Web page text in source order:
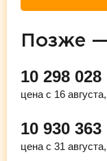
Позже
10 298 028
цена с 16
10 930 363
цена с 31